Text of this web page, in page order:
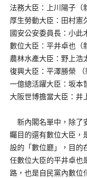
法務大臣：上川陽子（
厚生勞動大臣：田村憲
國安公安委員長：小此
數位大臣：平井卓也（
農林水產大臣：野上浩
復興大臣：平澤勝榮 （
一億總活躍大臣：坂本
大阪世博擔當大臣：井
新內閣名單中，除了
矚目的還有數位大臣，
設的「數位廳」，目的
任數位大臣的平井卓也
路，也是自民黨內數位